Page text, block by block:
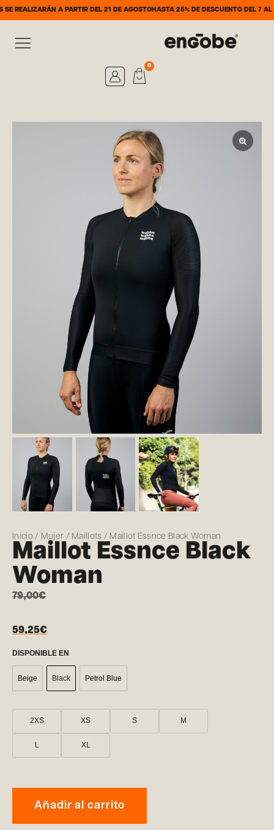
A PARTIR DEL 21 DE AGOSTOHASTA 25% DE DESCUENTO DEL 7 AL 31 DE
0
Inicio/ Mujer / Maillots / Maillot Essnce Black Woman
Maillot Essnce Black
Woman
79,00€
59,25€
DISPONIBLE EN
Beige Black Petrol Blue
2XS XS S M
L XL
Añadir al carrito